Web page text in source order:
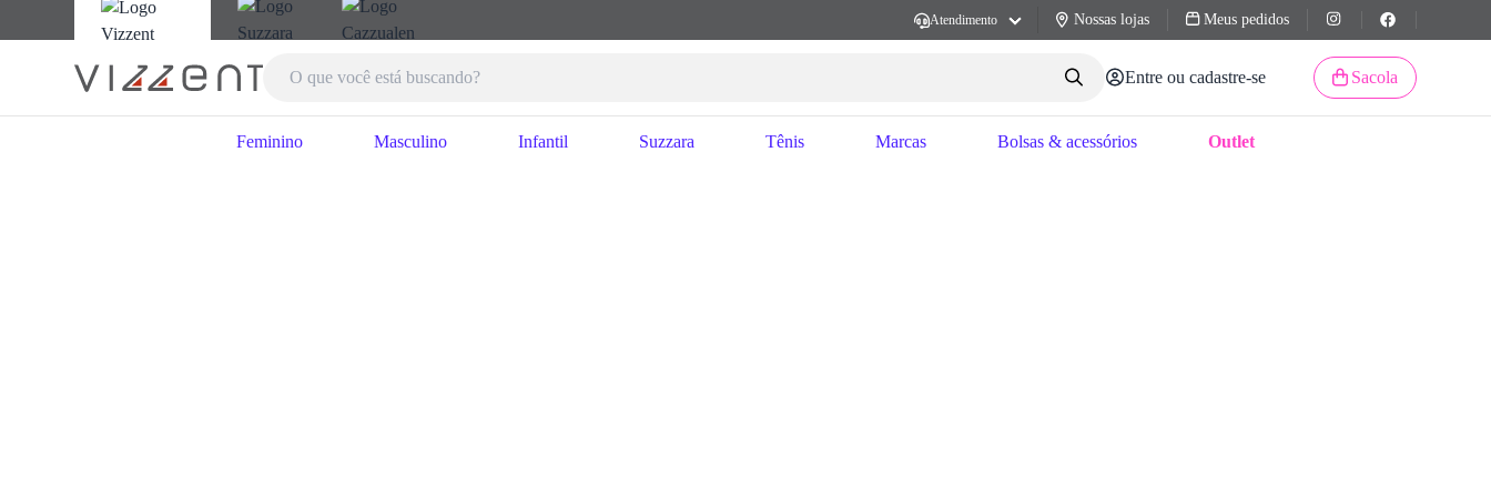
Atendimento Nossas lojas Meus pedidos
Entre ou cadastre-se Sacola
Feminino Masculino Infantil Suzzara Tênis Marcas Bolsas & acessórios Outlet